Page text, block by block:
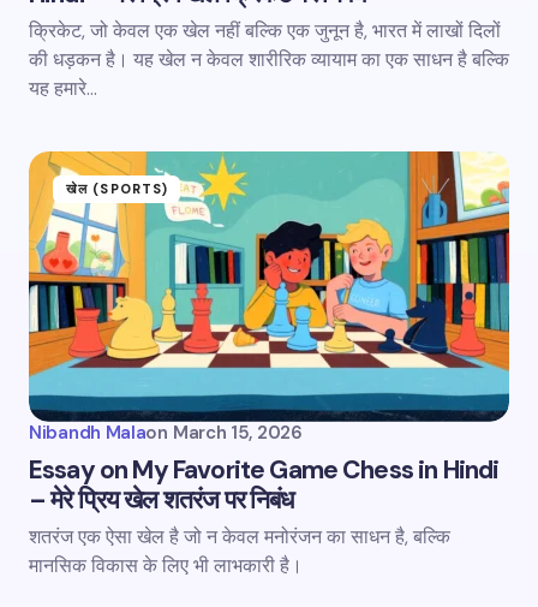
क्रिकेट, जो केवल एक खेल नहीं बल्कि एक जुनून है, भारत में लाखों दिलों
की धड़कन है। यह खेल न केवल शारीरिक व्यायाम का एक साधन है बल्कि
यह हमारे…
खेल (SPORTS)
Nibandh Malaon March 15, 2026
Essay on My Favorite Game Chess in Hindi
– मेरे प्रिय खेल शतरंज पर निबंध
शतरंज एक ऐसा खेल है जो न केवल मनोरंजन का साधन है, बल्कि
मानसिक विकास के लिए भी लाभकारी है।